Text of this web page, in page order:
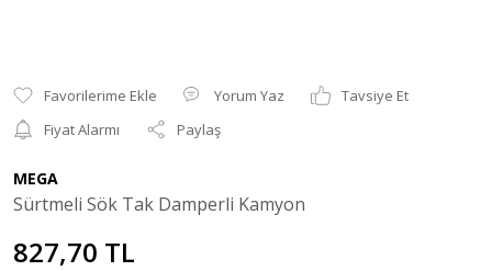
Yorum Yaz
Tavsiye Et
Fiyat Alarmı
Paylaş
MEGA
Sürtmeli Sök Tak Damperli Kamyon
827,70 TL